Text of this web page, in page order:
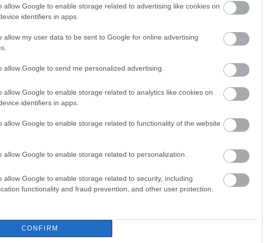
allow Google to enable storage related to advertising like cookies on
identifiers in apps.
allow my user data to be sent to Google for online advertising
allow Google to send me personalized advertising.
allow Google to enable storage related to analytics like cookies on
identifiers in apps.
allow Google to enable storage related to functionality of the website
allow Google to enable storage related to personalization.
allow Google to enable storage related to security, including
functionality and fraud prevention, and other user protection.
CONFIRM
μεγάλο πεύκο σε αυλή εκκλησίας
στον Οξύλιθο μετά από επέμβαση της
ανακοίνωση για το βουλευτή Σίμο
παραλίας – Η καταγγελία που
μήνυμα πέντε
χρόνια μετά τη
καταστροφή του
2021
Νέο τροχαίο με
07.08.2026 | 21:40